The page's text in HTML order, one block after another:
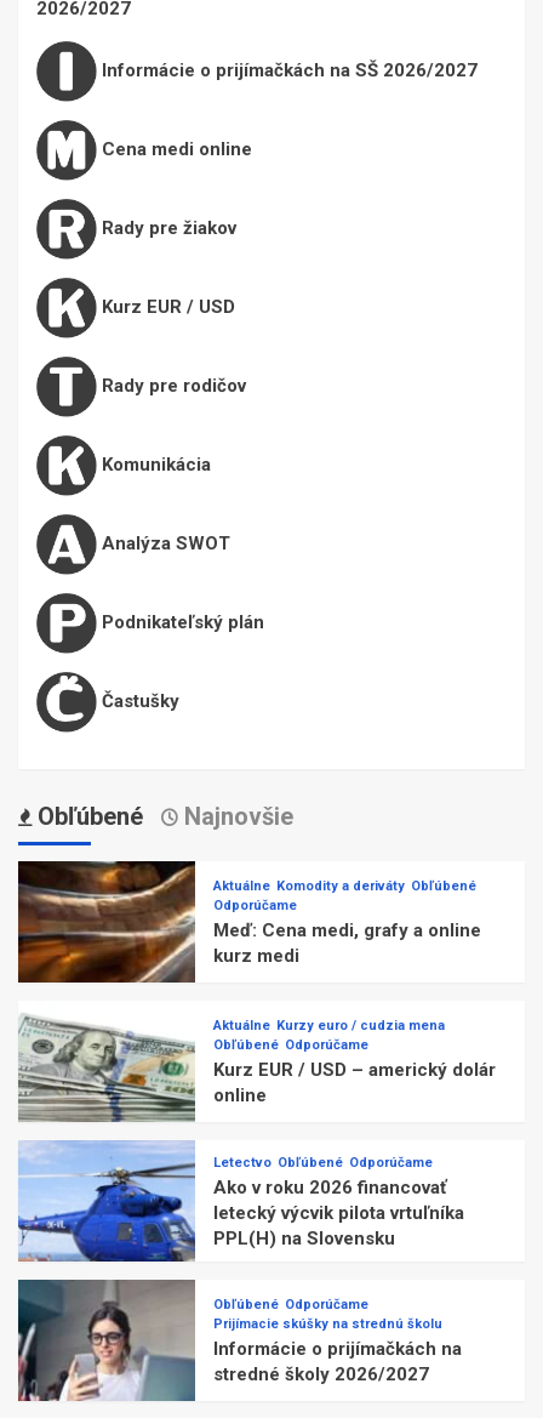
2026/2027
Informácie o prijímačkách na SŠ 2026/2027
Cena medi online
Rady pre žiakov
Kurz EUR / USD
Rady pre rodičov
Komunikácia
Analýza SWOT
Podnikateľský plán
Častušky
Obľúbené Najnovšie
Aktuálne Komodity a deriváty Obľúbené
Odporúčame
Meď: Cena medi, grafy a online
kurz medi
Aktuálne Kurzy euro / cudzia mena
Obľúbené Odporúčame
Kurz EUR / USD – americký dolár
online
Letectvo Obľúbené Odporúčame
Ako v roku 2026 financovať
letecký výcvik pilota vrtuľníka
PPL(H) na Slovensku
Obľúbené Odporúčame
Prijímacie skúšky na strednú školu
Informácie o prijímačkách na
stredné školy 2026/2027